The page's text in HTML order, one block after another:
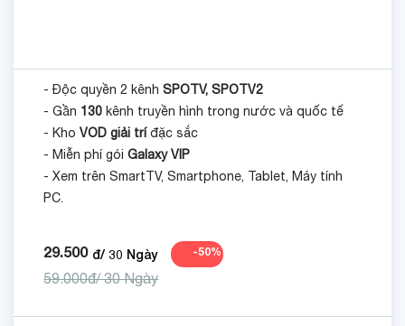
- Độc quyền 2 kênhSPOTV, SPOTV2
- Gần 130 kênh truyền hình trong nước và quốc tế
- KhoVOD giải tríđặc sắc
- Miễn phí góiGalaxy VIP
- Xem trên SmartTV, Smartphone, Tablet, Máy tính
PC.
29.500 đ/30 Ngày -50%
59.000đ/ 30 Ngày